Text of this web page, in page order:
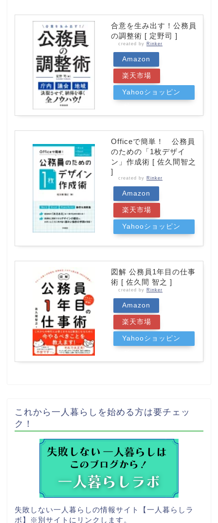
合意を生み出す！公務員
の調整術 [ 定野司 ]
created by Rinker
Amazon
楽天市場
Yahooショッピン
Officeで簡単！ 公務員
のための「1枚デザイ
ン」作成術 [ 佐久間智之
]
created by Rinker
Amazon
楽天市場
Yahooショッピン
図解 公務員1年目の仕事
術 [ 佐久間 智之 ]
created by Rinker
Amazon
楽天市場
Yahooショッピン
これから一人暮らしを始める方は要チェッ
ク！
失敗しない一人暮らしの情報サイト【一人暮らしラ
ボ】
※別サイトにリンクします。